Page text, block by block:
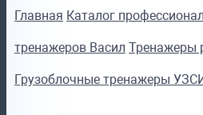
Главная Каталог
тренажеров Васил Тренажеры
Грузоблочные тренажеры